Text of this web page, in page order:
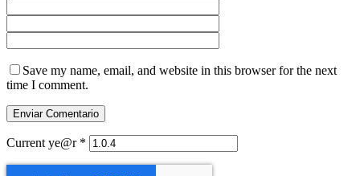
Save my name, email, and website in this browser for the next
time I comment.
Current ye@r *